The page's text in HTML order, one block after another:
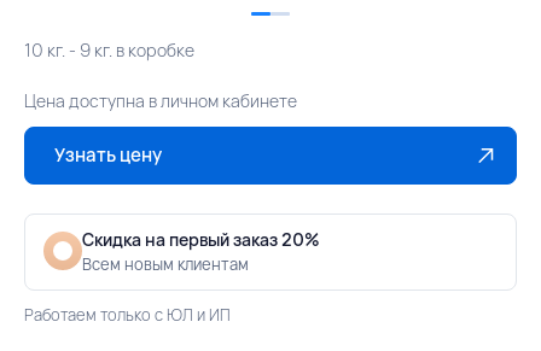
10 кг. - 9 кг. в коробке
Цена доступна в личном кабинете
Узнать цену
Скидка на первый заказ 20%
Всем новым клиентам
Работаем только с ЮЛ и ИП